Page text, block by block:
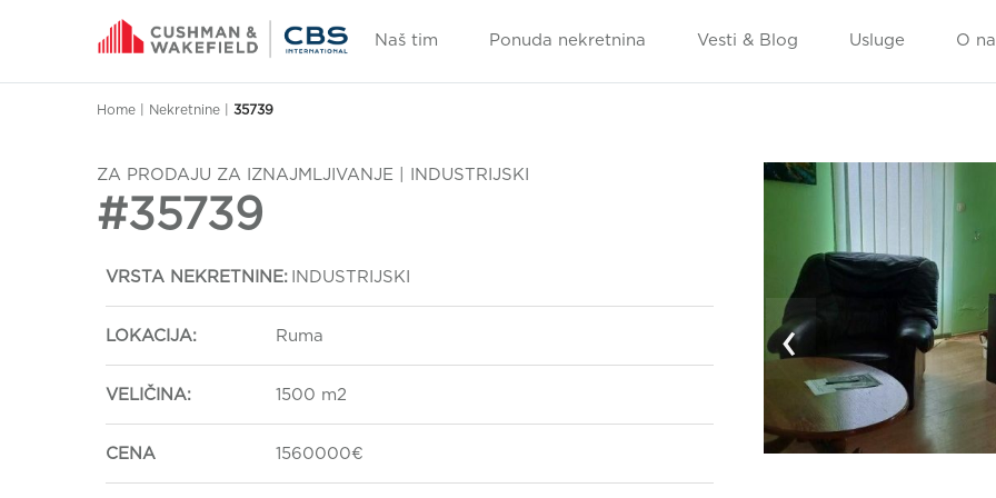
Naš tim Ponuda nekretnina Vesti & Blog Usluge O
Home Nekretnine 35739
ZA PRODAJU ZA IZNAJMLJIVANJE | INDUSTRIJSKI
#35739
VRSTA NEKRETNINE: INDUSTRIJSKI
LOKACIJA: Ruma
VELIČINA: 1500 m2
CENA 1560000€
‹